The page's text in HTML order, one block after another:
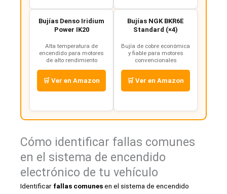
Bujías Denso Iridium
Power IK20
Alta temperatura de
encendido para motores
de alto rendimiento
🛒 Ver en Amazon
Bujías NGK BKR6E
Standard (×4)
Bujía de cobre económica
y fiable para motores
convencionales
🛒 Ver en Amazon
Cómo identificar fallas comunes
en el sistema de encendido
electrónico de tu vehículo
Identificar fallas comunesen el sistema de encendido